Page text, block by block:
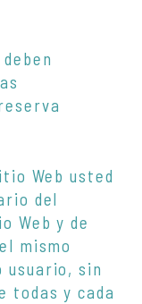
Web usted
del
Web y de
mismo
usuario, sin
todas y cada